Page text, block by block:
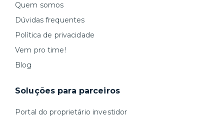
Quem somos
Dúvidas frequentes
Política de privacidade
Vem pro time!
Blog
Soluções para parceiros
Portal do proprietário investidor